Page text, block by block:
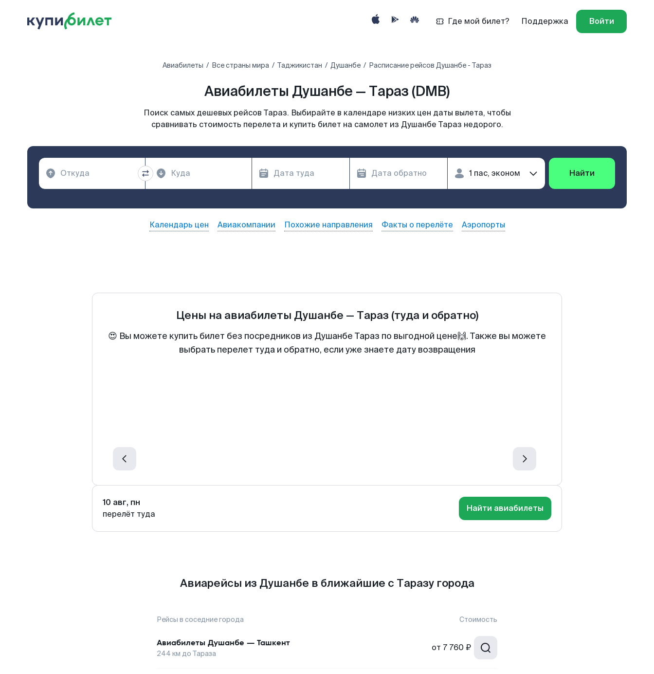
Где мой билет? Поддержка Войти
Авиабилеты Все страны мира Таджикистан Душанбе Расписание рейсов Душанбе - Тараз
Авиабилеты Душанбе — Тараз (DMB)
Поиск самых дешевых рейсов Тараз. Выбирайте в календаре низких цен даты вылета, чтобы
сравнивать стоимость перелета и купить билет на самолет из Душанбе Тараз недорого.
Найти
Календарь цен Авиакомпании Похожие направления Факты о перелёте Аэропорты
Цены на авиабилеты Душанбе — Тараз (туда и обратно)
😍 Вы можете купить билет без посредников из Душанбе Тараз по выгодной цене🙌. Также вы можете
выбрать перелет туда и обратно, если уже знаете дату возвращения
10 авг, пн
перелёт туда
Найти авиабилеты
Авиарейсы из Душанбе в ближайшие с Таразу города
Рейсы в соседние города Стоимость
Авиабилеты Душанбе — Ташкент
244 км до Тараза
от 7 760 ₽